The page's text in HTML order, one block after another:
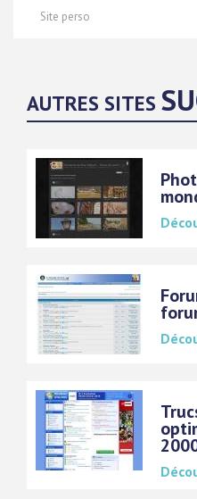
Site perso
AUTRES SITES